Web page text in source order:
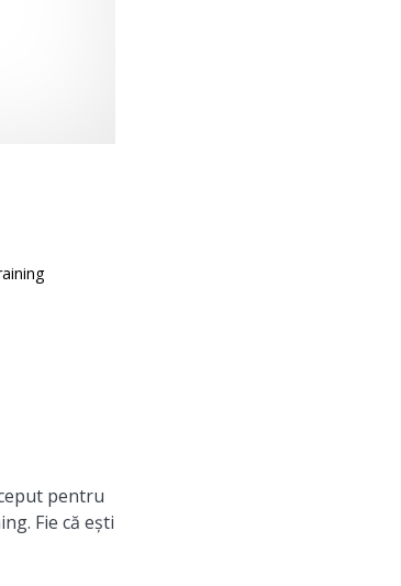
pentru
Fie că ești